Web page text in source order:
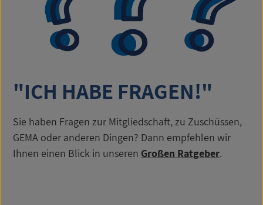
"ICH HABE FRAGEN!"
Sie haben Fragen zur Mitgliedschaft, zu Zuschüssen,
GEMA oder anderen Dingen? Dann empfehlen wir
Ihnen einen Blick in unseren Großen Ratgeber.